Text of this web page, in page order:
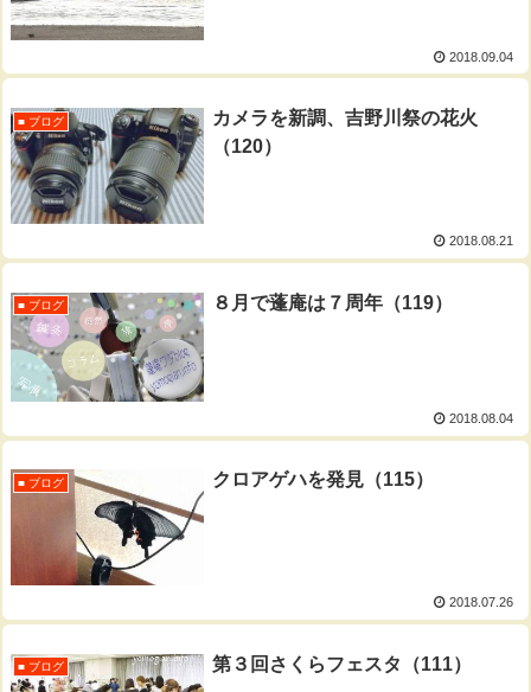
2018.09.04
■ ブログ
カメラを新調、吉野川祭の花火
（120）
2018.08.21
■ ブログ ８月で蓬庵は７周年（119）
2018.08.04
■ ブログ クロアゲハを発見（115）
2018.07.26
■ ブログ 第３回さくらフェスタ（111）